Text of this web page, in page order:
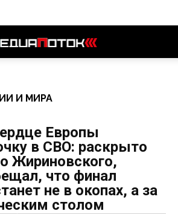
И МИРА
Европы
в СВО: раскрыто
Жириновского,
что финал
не в окопах, а за
столом